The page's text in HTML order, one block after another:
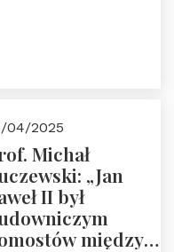
04/2025
Michał
„Jan
II był
między